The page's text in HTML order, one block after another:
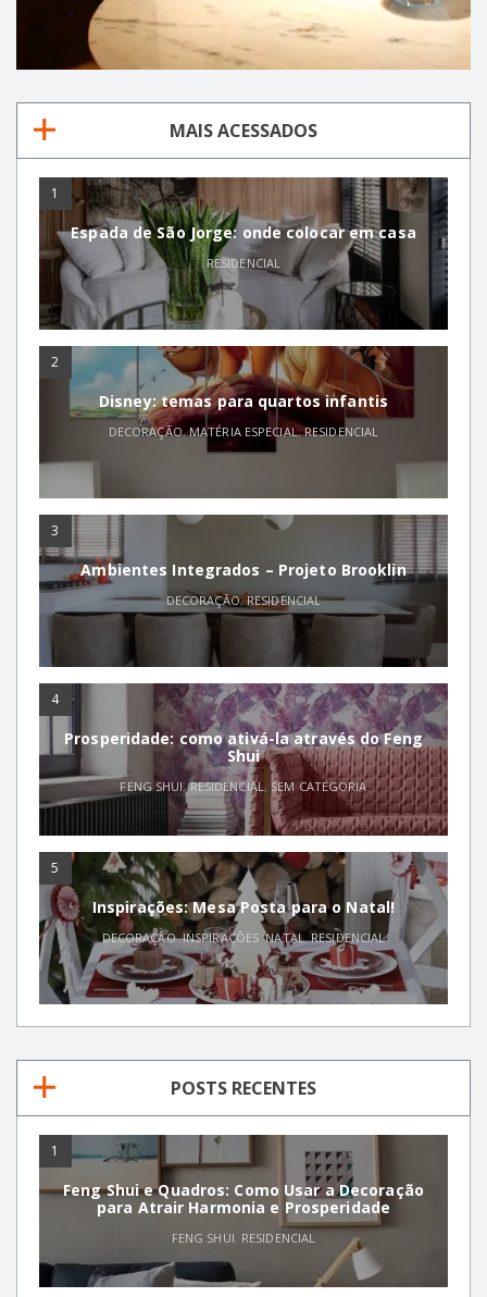
MAIS ACESSADOS
1
Espada de São Jorge: onde colocar em casa
RESIDENCIAL
2
Disney: temas para quartos infantis
DECORAÇÃO,MATÉRIA ESPECIAL,RESIDENCIAL
3
Ambientes Integrados – Projeto Brooklin
DECORAÇÃO,RESIDENCIAL
4
Prosperidade: como ativá-la através do Feng
Shui
FENG SHUI,RESIDENCIAL ,SEM CATEGORIA
5
Inspirações: Mesa Posta para o Natal!
DECORAÇÃO,INSPIRAÇÕES ,NATAL,RESIDENCIAL
POSTS RECENTES
1
Feng Shui e Quadros: Como Usar a Decoração
para Atrair Harmonia e Prosperidade
FENG SHUI, RESIDENCIAL